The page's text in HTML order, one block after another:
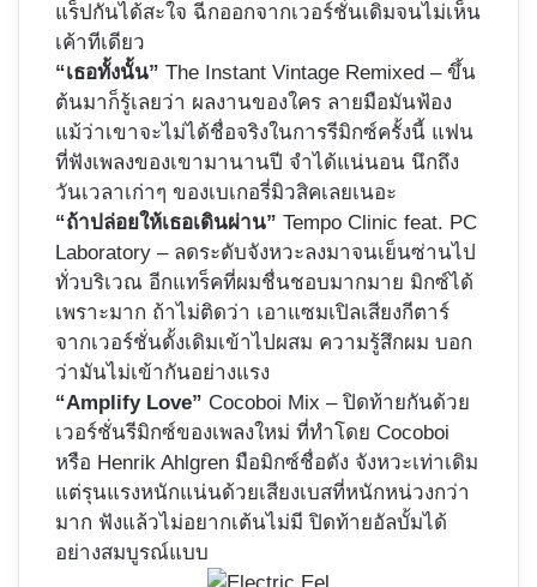
แร็ปกันได้สะใจ ฉีกออกจากเวอร์ชั่นเดิมจนไม่เห็น
เค้าทีเดียว
“เธอทั้งนั้น” The Instant Vintage Remixed – ขึ้น
ต้นมาก็รู้เลยว่า ผลงานของใคร ลายมือมันฟ้อง
แม้ว่าเขาจะไม่ได้ชื่อจริงในการรีมิกซ์ครั้งนี้ แฟน
ที่ฟังเพลงของเขามานานปี จำได้แน่นอน นึกถึง
วันเวลาเก่าๆ ของเบเกอรี่มิวสิคเลยเนอะ
“ถ้าปล่อยให้เธอเดินผ่าน” Tempo Clinic feat. PC
Laboratory – ลดระดับจังหวะลงมาจนเย็นซ่านไป
ทั่วบริเวณ อีกแทร็คที่ผมชื่นชอบมากมาย มิกซ์ได้
เพราะมาก ถ้าไม่ติดว่า เอาแซมเปิลเสียงกีตาร์
จากเวอร์ชั่นดั้งเดิมเข้าไปผสม ความรู้สึกผม บอก
ว่ามันไม่เข้ากันอย่างแรง
“Amplify Love” Cocoboi Mix – ปิดท้ายกันด้วย
เวอร์ชั่นรีมิกซ์ของเพลงใหม่ ที่ทำโดย Cocoboi
หรือ Henrik Ahlgren มือมิกซ์ชื่อดัง จังหวะเท่าเดิม
แต่รุนแรงหนักแน่นด้วยเสียงเบสที่หนักหน่วงกว่า
มาก ฟังแล้วไม่อยากเต้นไม่มี ปิดท้ายอัลบั้มได้
อย่างสมบูรณ์แบบ